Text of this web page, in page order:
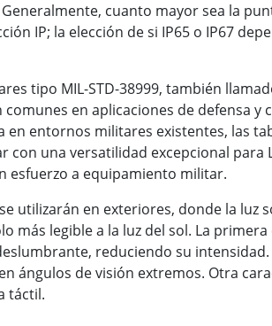
cuanto mayor sea la
IP; la elección de si IP65 o IP67
tipo MIL-STD-38999, también
en aplicaciones de defensa y
entornos militares existentes, las
una versatilidad excepcional para
esfuerzo a equipamiento militar.
utilizarán en exteriores, donde la luz
más legible a la luz del sol. La
reduciendo su intensidad.
ángulos de visión extremos. Otra
táctil.